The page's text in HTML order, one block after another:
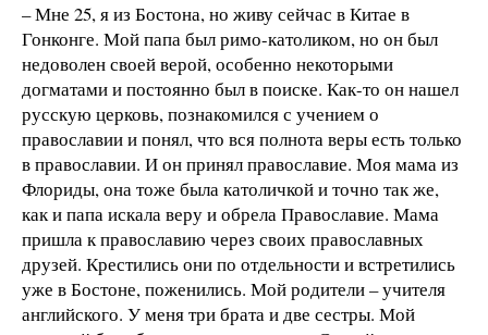
– Мне 25, я из Бостона, но живу сейчас в Китае в
Гонконге. Мой папа был римо-католиком, но он был
недоволен своей верой, особенно некоторыми
догматами и постоянно был в поиске. Как-то он нашел
русскую церковь, познакомился с учением о
православии и понял, что вся полнота веры есть только
в православии. И он принял православие. Моя мама из
Флориды, она тоже была католичкой и точно так же,
как и папа искала веру и обрела Православие. Мама
пришла к православию через своих православных
друзей. Крестились они по отдельности и встретились
уже в Бостоне, поженились. Мой родители – учителя
английского. У меня три брата и две сестры. Мой